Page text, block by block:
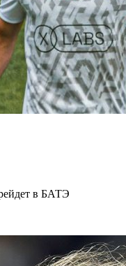
в БАТЭ